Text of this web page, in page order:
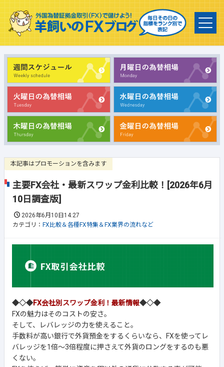
本記事はプロモーションを含みます
主要FX会社・最新スワップ金利比較！[2026年6月
10日調査版]
2026年6月10日14:27
カテゴリ： FX比較＆各種FX特集＆FX業界の流れなど
◆◇◆FX会社別スワップ金利！最新情報◆◇◆
FXの魅力はそのコストの安さ。
そして、レバレッジの力を使えること。
手数料が高い銀行で外貨預金をするくらいなら、FXを使ってレ
バレッジを1倍～3倍程度に押さえて外貨のロングをするのも悪
くない。